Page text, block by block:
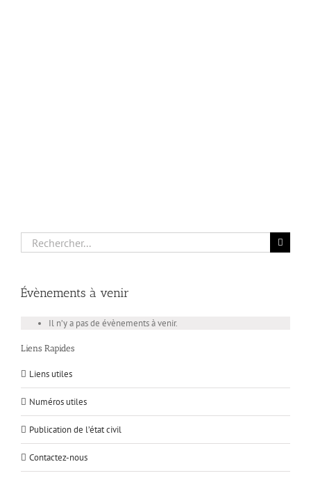
Rechercher:
Évènements à venir
Il n’y a pas de évènements à venir.
Liens Rapides
Liens utiles
Numéros utiles
Publication de l’état civil
Contactez-nous